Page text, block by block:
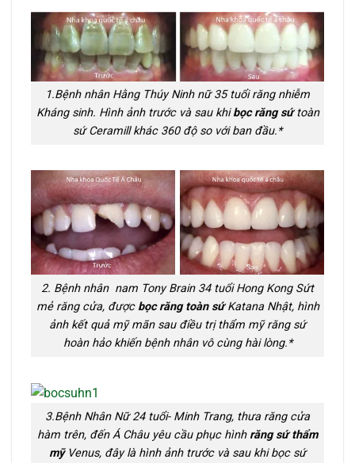
1.Bệnh nhân Hằng Thúy Ninh nữ 35 tuổi răng nhiễm
Kháng sinh. Hình ảnh trước và sau khibọc răng sứtoàn
sứ Ceramill khác 360 độ so với ban đầu.*
2. Bệnh nhân nam Tony Brain 34 tuổi Hong Kong Sứt
mẻ răng cửa, được bọc răng toàn sứKatana Nhật, hình
ảnh kết quả mỹ mãn sau điều trị thẩm mỹ răng sứ
hoàn hảo khiến bệnh nhân vô cùng hài lòng.*
3.Bệnh Nhân Nữ 24 tuổi- Minh Trang, thưa răng cửa
hàm trên, đến Á Châu yêu cầu phục hình răng sứ thẩm
mỹVenus, đây là hình ảnh trước và sau khi bọc sứ